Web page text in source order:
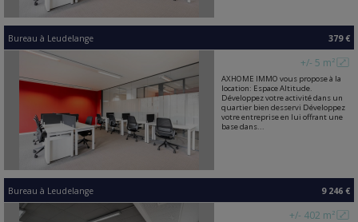
Bureau à Leudelange 379 €
+/- 5 m²
AXHOME IMMO vous propose à la
location: Espace Altitude.
Développez votre activité dans un
quartier bien desservi Développez
votre entreprise en lui offrant une
base dans...
Bureau à Leudelange 9 246 €
+/- 402 m²